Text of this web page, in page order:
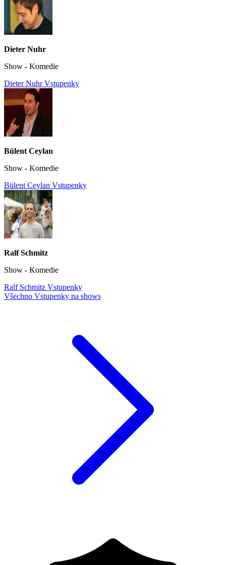
Dieter Nuhr
Show - Komedie
Dieter Nuhr Vstupenky
Bülent Ceylan
Show - Komedie
Bülent Ceylan Vstupenky
Ralf Schmitz
Show - Komedie
Ralf Schmitz Vstupenky
Všechno Vstupenky na shows